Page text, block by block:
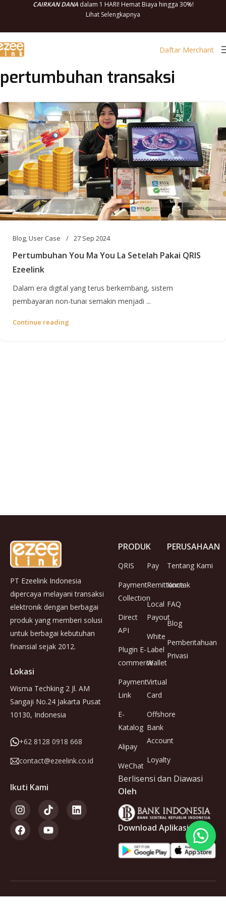
CAIRKAN DANAdalam 1 HARI! Hemat Biaya hingga 30%!
Lihat Selengkapnya
Daftar Merchant
pertumbuhan transaksi
Blog,User Case 27 Sep 2024
Pertumbuhan You Ma You La Setelah Pakai QRIS
Ezeelink
Dalam era digital yang terus berkembang, sistem
pembayaran non-tunai semakin menjadi ...
Continue reading
PT Ezeelink Indonesia
dipercaya melayani transaksi
elektronik dengan berbagai
produk yang memberi solusi
untuk berbagai kebutuhan
finansial sejak 2012.
Lokasi
Wisma Techking 2 Jl. AM
Sangaji No.24 Jakarta Pusat
10130, Indonesia
+62 8128 0918 668
contact@ezeelink.co.id
Ikuti Kami
PRODUK
QRIS
Payment
Collection
Direct
API
Plugin E-
commerce
Payment
Link
E-
Katalog
Alipay
WeChat
Pay
Remittance
Local
Payout
White
Label
Wallet
Virtual
Card
Offshore
Bank
Account
Loyalty
PERUSAHAAN
Tentang Kami
Kontak
FAQ
Blog
Pemberitahuan
Privasi
Berlisensi dan Diawasi
Oleh
Download Aplikasi